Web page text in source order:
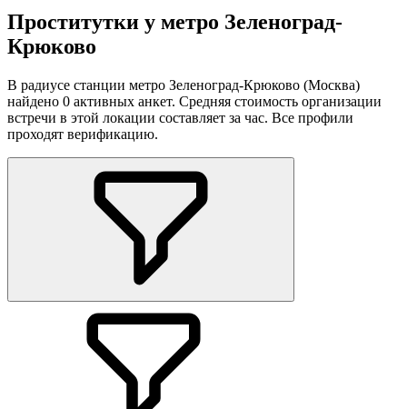
Проститутки у метро Зеленоград-
Крюково
В радиусе станции метро Зеленоград-Крюково (Москва)
найдено 0 активных анкет. Средняя стоимость организации
встречи в этой локации составляет за час. Все профили
проходят верификацию.